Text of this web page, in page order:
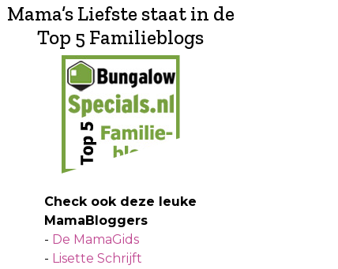
Mama’s Liefste staat in de
Top 5 Familieblogs
Check ook deze leuke
MamaBloggers
- De MamaGids
- Lisette Schrijft